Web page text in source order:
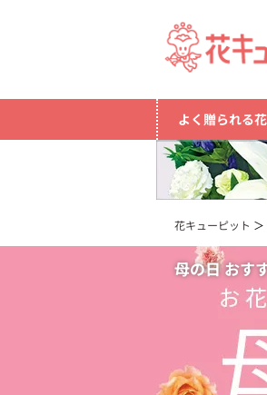
よく贈られる花
花キューピット
母の日 おす